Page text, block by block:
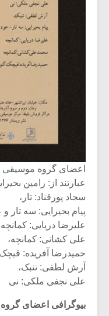
اعضای گروه
عبارتند از: رامین
سجاد پورقناد: تار،
پیام بحیرایی: سه تار و
علیرضا دریایی:
علی کشانی: کمانچه،
حمیدرضا آفریده: قیچک
آرش لطفی: تنبک،
علی نجفی ملکی: نی
بیوگرافی اعضای